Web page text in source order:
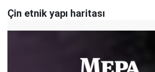
Çin etnik yapı haritası